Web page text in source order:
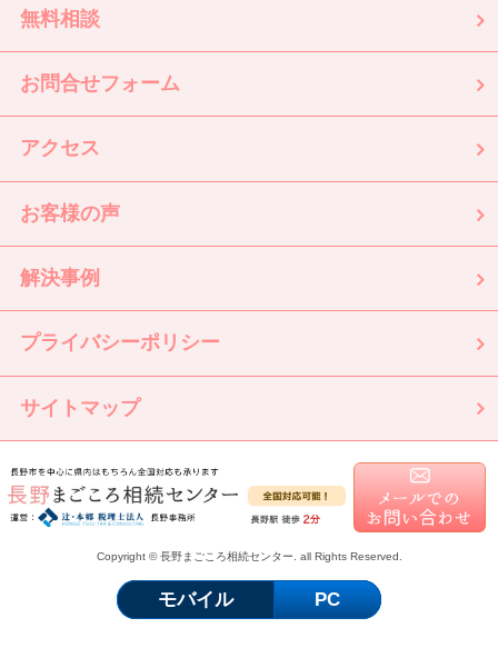
無料相談
お問合せフォーム
アクセス
お客様の声
解決事例
プライバシーポリシー
サイトマップ
Copyright © 長野まごころ相続センター. all Rights Reserved.
モバイル PC